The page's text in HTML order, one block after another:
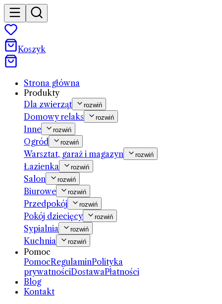
Koszyk
Strona główna
Produkty
Dla zwierząt
rozwiń
Domowy relaks rozwiń
Inne rozwiń
Ogród rozwiń
Warsztat, garaż i magazyn rozwiń
Łazienka rozwiń
Salon rozwiń
Biurowe rozwiń
Przedpokój rozwiń
Pokój dziecięcy rozwiń
Sypialnia rozwiń
Kuchnia rozwiń
Pomoc
PomocRegulaminPolityka
prywatnościDostawaPłatności
Blog
Kontakt